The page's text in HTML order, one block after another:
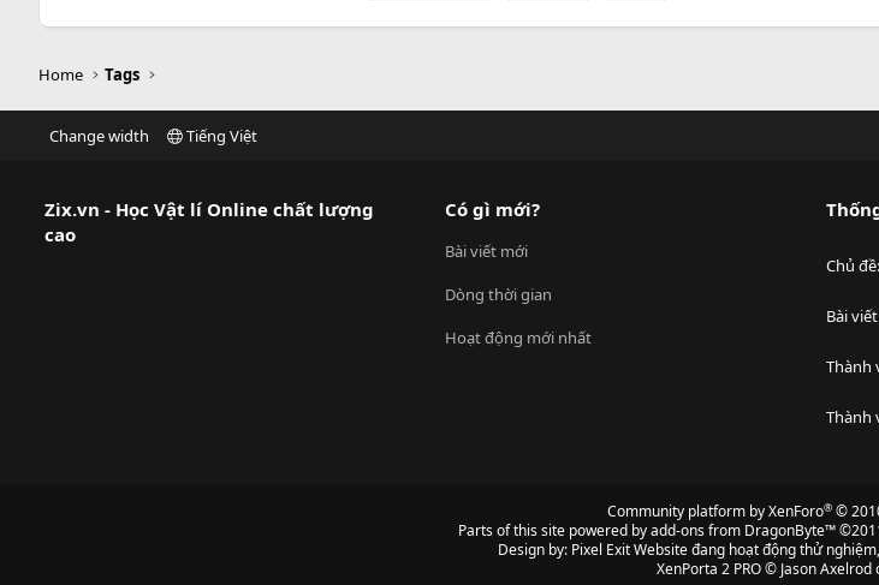
Home Tags
Change width Tiếng Việt
Zix.vn - Học Vật lí Online chất lượng
cao
Có gì mới?
Bài viết mới
Dòng thời gian
Hoạt động mới nhất
Chủ đề
Bài viết
Thành
Thành
Community platform by XenForo® ©
Parts of this site powered byadd-ons from DragonByte™
Design by: Pixel ExitWebsite đang hoạt động thử
XenPorta 2 PRO© Jason Axelrod